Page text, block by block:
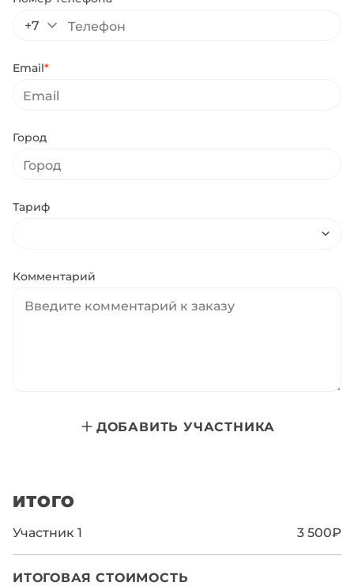
+7
Email*
Город
Тариф
Комментарий
ДОБАВИТЬ УЧАСТНИКА
ИТОГО
Участник 1 3 500₽
ИТОГОВАЯ СТОИМОСТЬ